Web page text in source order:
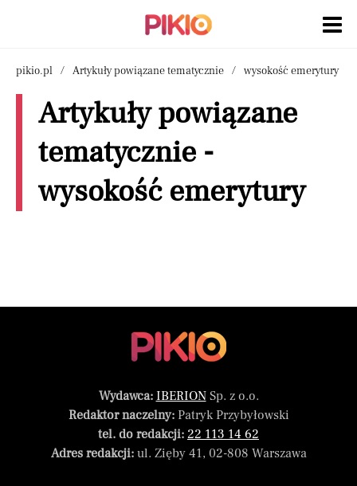
pikio.pl Artykuły powiązane tematycznie wysokość emerytury
Artykuły powiązane
tematycznie -
wysokość emerytury
Wydawca: IBERIONSp. z o.o.
Redaktor naczelny:Patryk Przybyłowski
tel. do redakcji: 22 113 14 62
Adres redakcji:ul. Zięby 41, 02-808 Warszawa